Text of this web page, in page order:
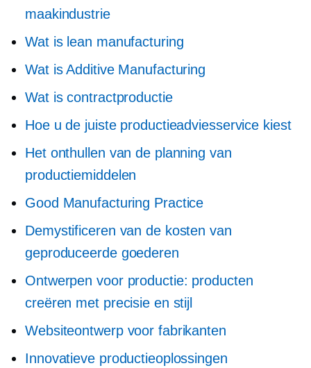
maakindustrie
Wat is lean manufacturing
Wat is Additive Manufacturing
Wat is contractproductie
Hoe u de juiste productieadviesservice kiest
Het onthullen van de planning van
productiemiddelen
Good Manufacturing Practice
Demystificeren van de kosten van
geproduceerde goederen
Ontwerpen voor productie: producten
creëren met precisie en stijl
Websiteontwerp voor fabrikanten
Innovatieve productieoplossingen